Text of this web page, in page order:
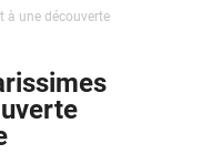
à une découverte